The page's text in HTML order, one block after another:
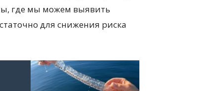
где мы можем выявить
для снижения риска